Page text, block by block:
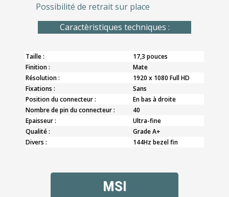
Possibilité de retrait sur place
Caractèristiques techniques :
Taille :
17,3 pouces
Finition :
Mate
Résolution :
1920 x 1080 Full HD
Fixations :
Sans
Position du connecteur :
En bas à droite
Nombre de pin du connecteur :
40
Epaisseur :
Ultra-fine
Qualité :
Grade A+
Divers :
144Hz bezel fin
MSI